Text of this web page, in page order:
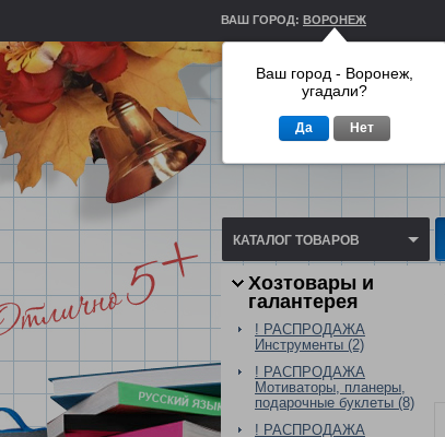
ВАШ ГОРОД: ВОРОНЕЖ
КАТАЛОГ ТОВАРОВ
Хозтовары и
галантерея
! РАСПРОДАЖА
Инструменты (2)
! РАСПРОДАЖА
Мотиваторы, планеры,
подарочные буклеты (8)
! РАСПРОДАЖА
Ваш город - Воронеж,
угадали?
Да Нет